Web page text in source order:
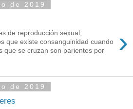
de 2019
›
de reproducción sexual,
que existe consanguinidad cuando
que se cruzan son parientes por
de 2019